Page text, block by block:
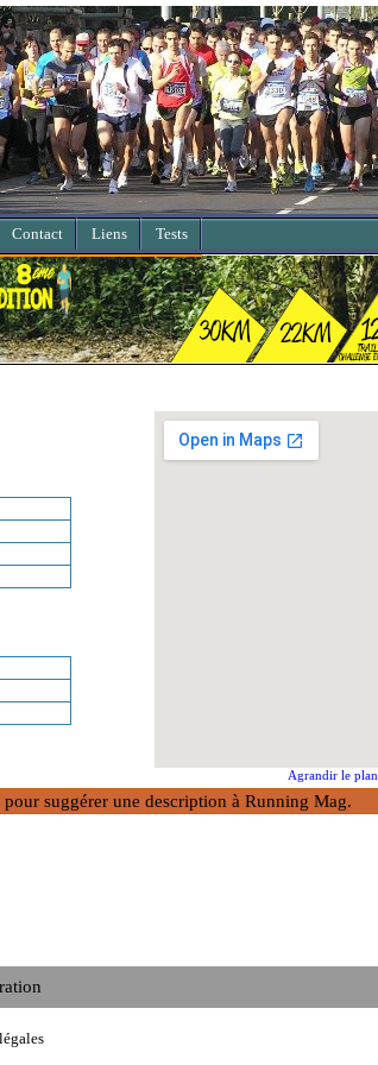
Contact Liens Tests
Agrandir le plan
suggérer une description à Running Mag.